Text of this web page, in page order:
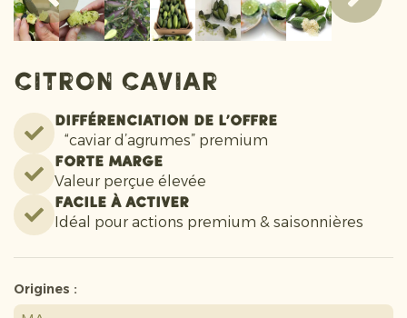
Nouvelles et communiqués
Travailler chez Eosta
Citron caviar
Différenciation de l’offre
“caviar d’agrumes” premium
Forte marge
Valeur perçue élevée
Facile à activer
Idéal pour actions premium & saisonnières
Origines :